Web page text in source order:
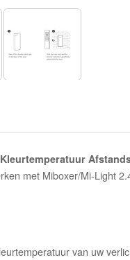
met Miboxer/Mi-Light
van uw